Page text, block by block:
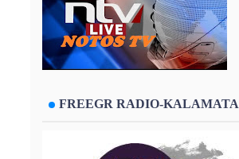
FREEGR RADIO-KALAMATA